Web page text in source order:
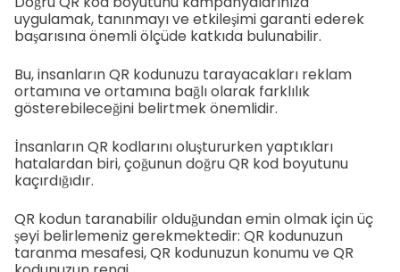
uygulamak, tanınmayı ve etkileşimi garanti ederek
başarısına önemli ölçüde katkıda bulunabilir.
Bu, insanların QR kodunuzu tarayacakları reklam
ortamına ve ortamına bağlı olarak farklılık
gösterebileceğini belirtmek önemlidir.
İnsanların QR kodlarını oluştururken yaptıkları
hatalardan biri, çoğunun doğru QR kod boyutunu
kaçırdığıdır.
QR kodun taranabilir olduğundan emin olmak için üç
şeyi belirlemeniz gerekmektedir: QR kodunuzun
taranma mesafesi, QR kodunuzun konumu ve QR